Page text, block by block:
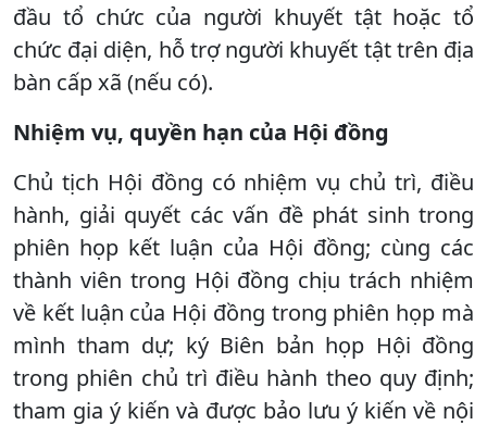
đầu tổ chức của người khuyết tật hoặc tổ
chức đại diện, hỗ trợ người khuyết tật trên địa
bàn cấp xã (nếu có).
Nhiệm vụ, quyền hạn của Hội đồng
Chủ tịch Hội đồng có nhiệm vụ chủ trì, điều
hành, giải quyết các vấn đề phát sinh trong
phiên họp kết luận của Hội đồng; cùng các
thành viên trong Hội đồng chịu trách nhiệm
về kết luận của Hội đồng trong phiên họp mà
mình tham dự; ký Biên bản họp Hội đồng
trong phiên chủ trì điều hành theo quy định;
tham gia ý kiến và được bảo lưu ý kiến về nội